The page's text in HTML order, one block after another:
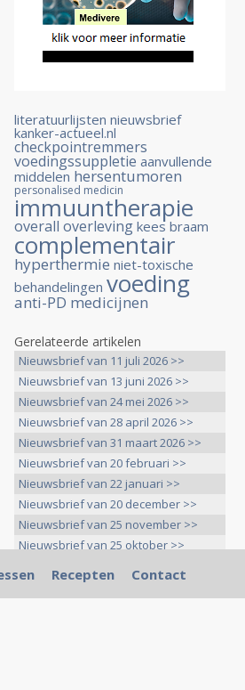
literatuurlijsten nieuwsbrief
kanker-actueel.nl
checkpointremmers
voedingssuppletie aanvullende
middelen hersentumoren
personalised medicin
immuuntherapie
overall overleving kees braam
complementair
hyperthermie niet-toxische
behandelingen voeding
anti-PD medicijnen
Gerelateerde artikelen
Nieuwsbrief van 11 juli 2026 >>
Nieuwsbrief van 13 juni 2026 >>
Nieuwsbrief van 24 mei 2026 >>
Nieuwsbrief van 28 april 2026 >>
Nieuwsbrief van 31 maart 2026 >>
Nieuwsbrief van 20 februari >>
Nieuwsbrief van 22 januari >>
Nieuwsbrief van 20 december >>
Nieuwsbrief van 25 november >>
Nieuwsbrief van 25 oktober >>
Recepten Contact